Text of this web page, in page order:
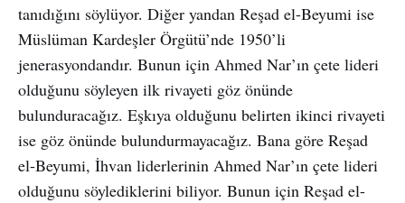
tanıdığını söylüyor. Diğer yandan Reşad el-Beyumi ise
Müslüman Kardeşler Örgütü’nde 1950’li
jenerasyondandır. Bunun için Ahmed Nar’ın çete lideri
olduğunu söyleyen ilk rivayeti göz önünde
bulunduracağız. Eşkıya olduğunu belirten ikinci rivayeti
ise göz önünde bulundurmayacağız. Bana göre Reşad
el-Beyumi, İhvan liderlerinin Ahmed Nar’ın çete lideri
olduğunu söylediklerini biliyor. Bunun için Reşad el-